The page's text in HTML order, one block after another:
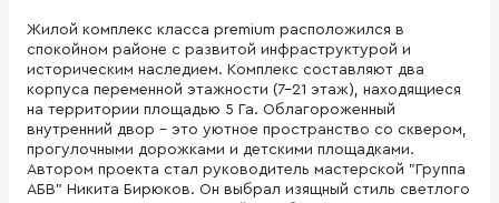
Жилой комплекс класса premium расположился в
спокойном районе с развитой инфраструктурой и
историческим наследием. Комплекс составляют два
корпуса переменной этажности (7-21 этаж), находящиеся
на территории площадью 5 Га. Облагороженный
внутренний двор - это уютное пространство со сквером,
прогулочными дорожками и детскими площадками.
Автором проекта стал руководитель мастерской "Группа
АБВ" Никита Бирюков. Он выбрал изящный стиль светлого